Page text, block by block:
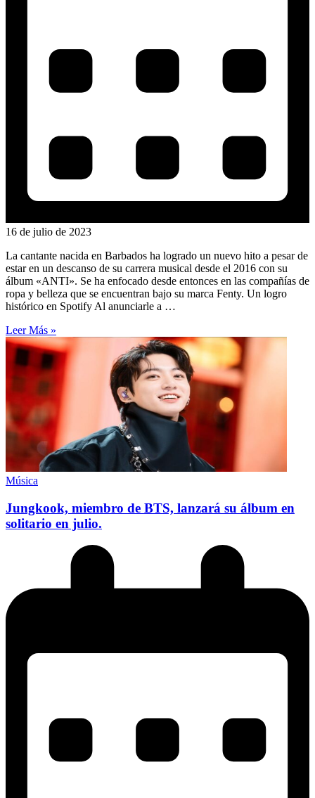
16 de julio de 2023
La cantante nacida en Barbados ha logrado un nuevo hito a pesar de
estar en un descanso de su carrera musical desde el 2016 con su
álbum «ANTI». Se ha enfocado desde entonces en las compañías de
ropa y belleza que se encuentran bajo su marca Fenty. Un logro
histórico en Spotify Al anunciarle a …
Leer Más »
Música
Jungkook, miembro de BTS, lanzará su álbum en
solitario en julio.